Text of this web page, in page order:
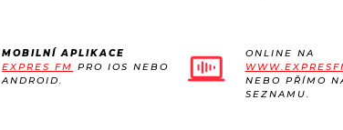
MOBILNÍ APLIKACE
EXPRES FM PRO IOS NEBO
ANDROID.
ONLINE NA
NEBO PŘÍMO
SEZNAMU.